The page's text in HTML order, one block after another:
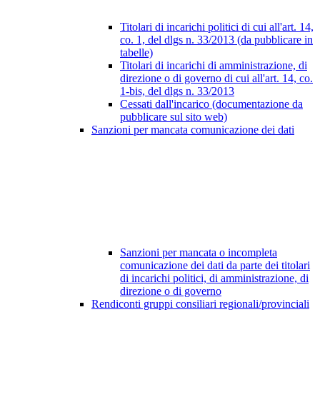
Titolari di incarichi politici di cui all'art. 14,
co. 1, del dlgs n. 33/2013 (da pubblicare in
tabelle)
Titolari di incarichi di amministrazione, di
direzione o di governo di cui all'art. 14, co.
1-bis, del dlgs n. 33/2013
Cessati dall'incarico (documentazione da
pubblicare sul sito web)
Sanzioni per mancata comunicazione dei dati
Sanzioni per mancata o incompleta
comunicazione dei dati da parte dei titolari
di incarichi politici, di amministrazione, di
direzione o di governo
Rendiconti gruppi consiliari regionali/provinciali